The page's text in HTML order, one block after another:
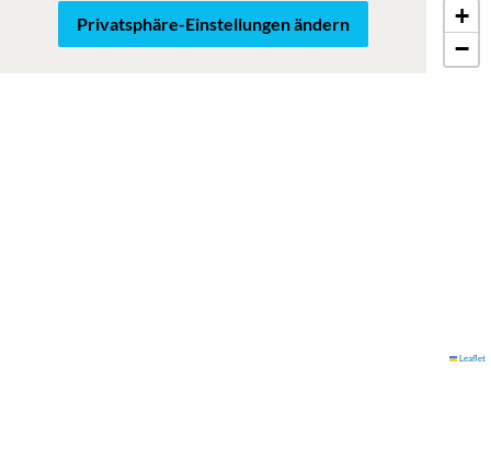
Roadmap Satellit
+
−
Leaflet
Privatsphäre-Einstellungen ändern